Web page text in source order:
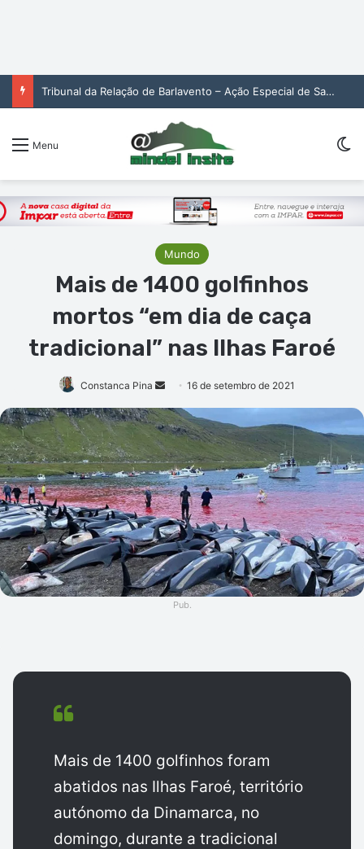
Tribunal da Relação de Barlavento – Ação Especial de Sandra Helena Monteiro Lima (2. pub)
Menu
Mundo
Mais de 1400 golfinhos
mortos “em dia de caça
tradicional” nas Ilhas Faroé
Constanca Pina
Mande
e-
16 de setembro de 2021
Pub.
Mais de 1400 golfinhos foram
abatidos nas Ilhas Faroé, território
autónomo da Dinamarca, no
domingo, durante a tradicional